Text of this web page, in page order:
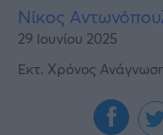
Νίκος
29 Ιουνίου 2025
Εκτ. Χρόνος